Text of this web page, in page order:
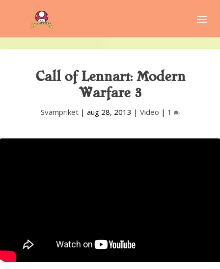
Call of Lennart: Modern
Warfare 3
Svampriket| aug 28, 2013 | Video | 1